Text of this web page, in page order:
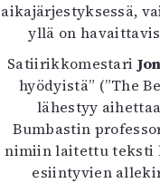
aikajärjestyksessä,
yllä on
Satiirikkomestari
hyödyistä” (”The
lähestyy
Bumbastin
nimiin laitettu teksti
esiintyvien